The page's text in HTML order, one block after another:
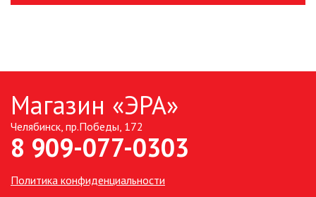
НОВОГОДНЕЕ ОСВЕЩЕНИЕ
ПАЯЛЬНОЕ ОБОРУДОВАНИЕ
Магазин «ЭРА»
Челябинск, пр.Победы, 172
8 909-077-0303
Политика конфиденциальности